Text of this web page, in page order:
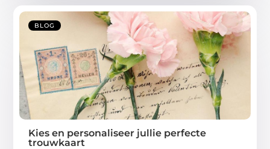
BLOG
Kies en personaliseer jullie perfecte
trouwkaart